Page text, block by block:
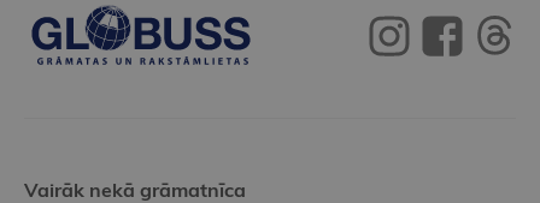
Vairāk nekā grāmatnīca